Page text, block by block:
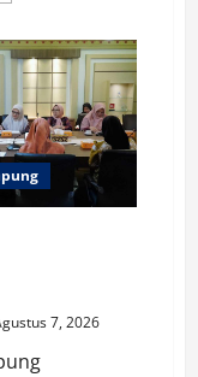
Pengurus
7, 2026